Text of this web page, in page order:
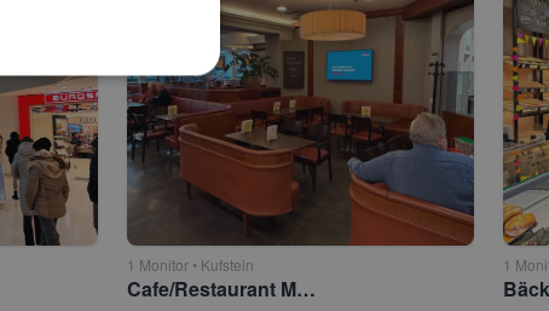
1 Monitor • Kufstein
Cafe/Restaurant Moccador Inntalcenter Kufstein
1